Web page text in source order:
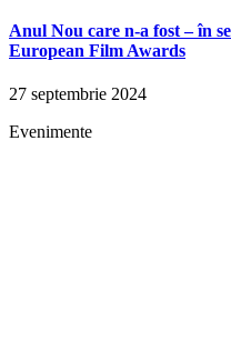
Anul Nou care n-a fost – în
European Film Awards
27 septembrie 2024
Evenimente